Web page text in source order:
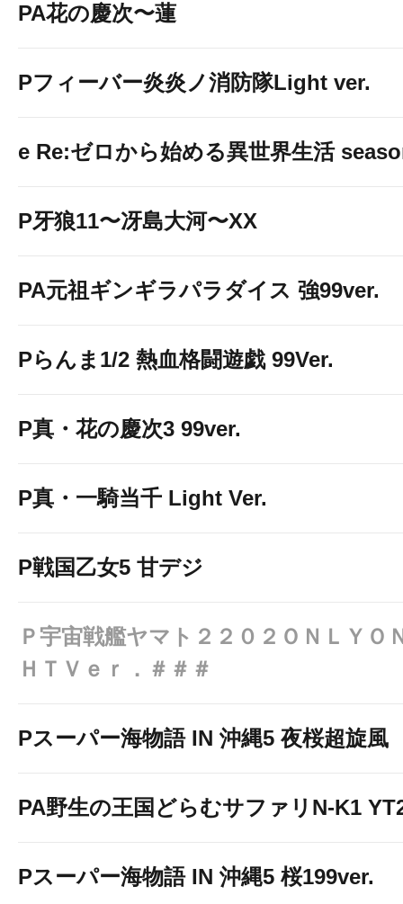
PA花の慶次〜蓮
Pフィーバー炎炎ノ消防隊Light ver.
e Re:ゼロから始める異世界生活
P牙狼11〜冴島大河〜XX
PA元祖ギンギラパラダイス 強99ver.
Pらんま1/2 熱血格闘遊戯 99Ver.
P真・花の慶次3 99ver.
P真・一騎当千 Light Ver.
P戦国乙女5 甘デジ
Ｐ宇宙戦艦ヤマト２２０２ＯＮＬＹＯ
ＨＴＶｅｒ．＃＃＃
Pスーパー海物語 IN 沖縄5 夜桜超旋風
PA野生の王国どらむサファリN-K1
Pスーパー海物語 IN 沖縄5 桜199ver.